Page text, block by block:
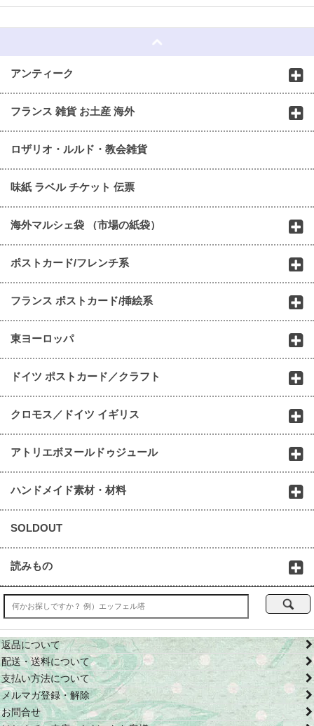
アンティーク
フランス 雑貨 お土産 海外
ロザリオ・ルルド・教会雑貨
味紙 ラベル チケット 伝票
海外マルシェ袋 （市場の紙袋）
ポストカード/フレンチ系
フランス ポストカード/挿絵系
東ヨーロッパ
ドイツ ポストカード／クラフト
クロモス／ドイツ イギリス
アトリエボヌールドゥジュール
ハンドメイド素材・材料
SOLDOUT
読みもの
返品について
配送・送料について
支払い方法について
メルマガ登録・解除
お問合せ